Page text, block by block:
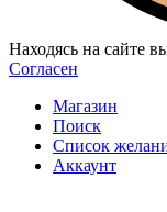
Находясь на сайте
Согласен
Магазин
Поиск
Список
Аккаунт